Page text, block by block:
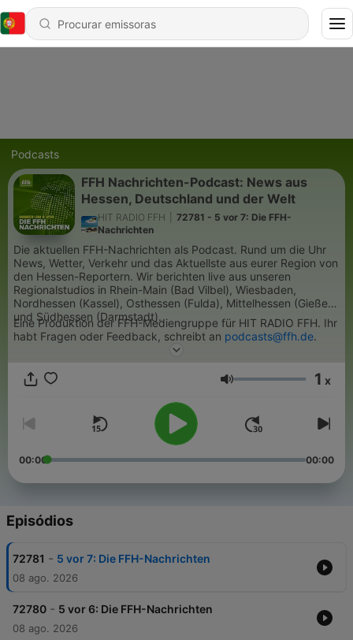
Podcasts
FFH Nachrichten-Podcast: News aus
Hessen, Deutschland und der Welt
HIT RADIO FFH
72781 - 5 vor 7: Die FFH-
Nachrichten
Die aktuellen FFH-Nachrichten als Podcast. Rund um die Uhr
News, Wetter, Verkehr und das Aktuellste aus eurer Region von
den Hessen-Reportern. Wir berichten live aus unseren
Regionalstudios in Rhein-Main (Bad Vilbel), Wiesbaden,
Nordhessen (Kassel), Osthessen (Fulda), Mittelhessen (Gießen)
und Südhessen (Darmstadt).
Eine Produktion der FFH-Mediengruppe für HIT RADIO FFH. Ihr
habt Fragen oder Feedback, schreibt an podcasts@ffh.de.
Volume 1 x
00:00 00:00
Episódios
72781 - 5 vor 7: Die FFH-Nachrichten
08 ago. 2026
72780 - 5 vor 6: Die FFH-Nachrichten
08 ago. 2026